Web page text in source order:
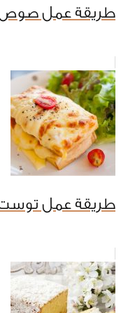
طريقة عمل صوص
طريقة عمل